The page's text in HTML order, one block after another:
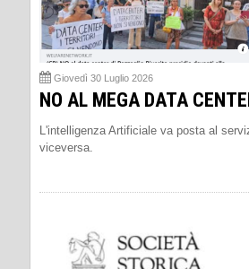
Giovedì 30 Luglio 2026
NO AL MEGA DATA
L'intelligenza Artificiale va posta al
viceversa.